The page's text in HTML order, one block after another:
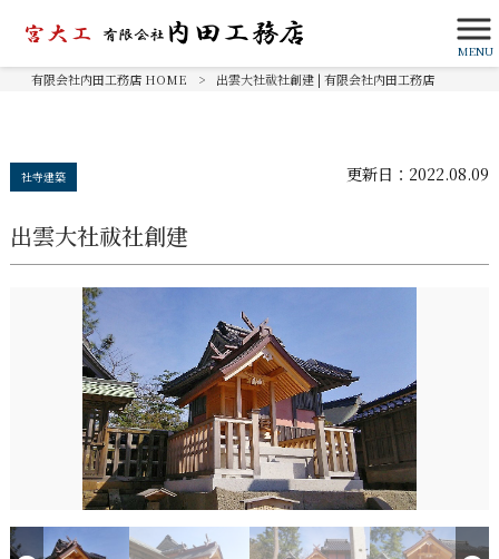
MENU
有限会社内田工務店 HOME > 出雲大社祓社創建 | 有限会社内田工務店
社寺建築 更新日： 2022.08.09
出雲大社祓社創建